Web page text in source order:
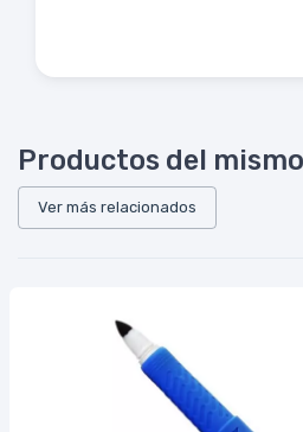
Productos del
Ver más relacionados